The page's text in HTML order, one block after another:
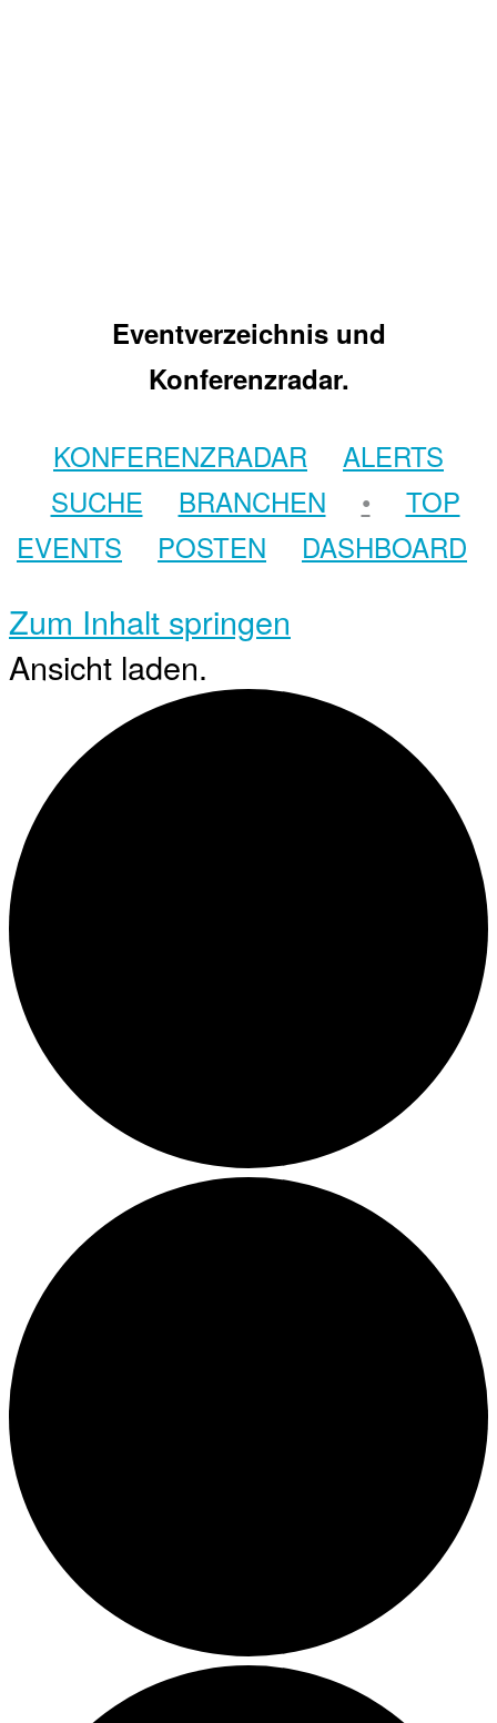
Eventverzeichnis und
Konferenzradar.
KONFERENZRADAR
ALERTS
SUCHE
BRANCHEN •
TOP
EVENTS
POSTEN DASHBOARD
Zum Inhalt springen
Ansicht laden.